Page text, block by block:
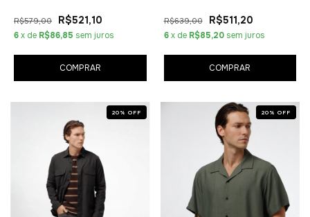
R$579,00 R$521,10
6x de R$86,85 sem juros
COMPRAR
R$639,00 R$511,20
6 x de R$85,20 sem juros
COMPRAR
20 % OFF 20 % OFF